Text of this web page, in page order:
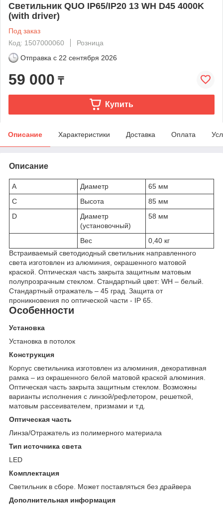
Светильник QUO IP65/IP20 13 WH D45 4000K
(with driver)
Под заказ
Код: 1507000060
Розница
Отправка с 22 сентября 2026
59 000 ₸
Купить
Описание Характеристики Доставка Оплата
Описание
A Диаметр
65 мм
C
Высота
85 мм
D
Диаметр
(установочный)
58 мм
Вес
0,40 кг
Встраиваемый светодиодный светильник направленного
света изготовлен из алюминия, окрашенного матовой
краской. Оптическая часть закрыта защитным матовым
полупрозрачным стеклом. Стандартный цвет: WH – белый.
Стандартный отражатель – 45 град. Защита от
проникновения по оптической части - IP 65.
Особенности
Установка
Установка в потолок
Конструкция
Корпус светильника изготовлен из алюминия, декоративная
рамка – из окрашенного белой матовой краской алюминия.
Оптическая часть закрыта защитным стеклом. Возможны
варианты исполнения с линзой/рефлетором, решеткой,
матовым рассеивателем, призмами и т.д.
Оптическая часть
Линза/Отражатель из полимерного материала
Тип источника света
LED
Комплектация
Светильник в сборе. Может поставляться без драйвера
Дополнительная информация